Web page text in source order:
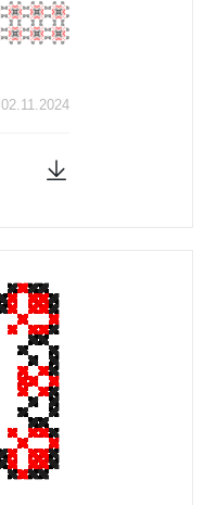
02.11.2024